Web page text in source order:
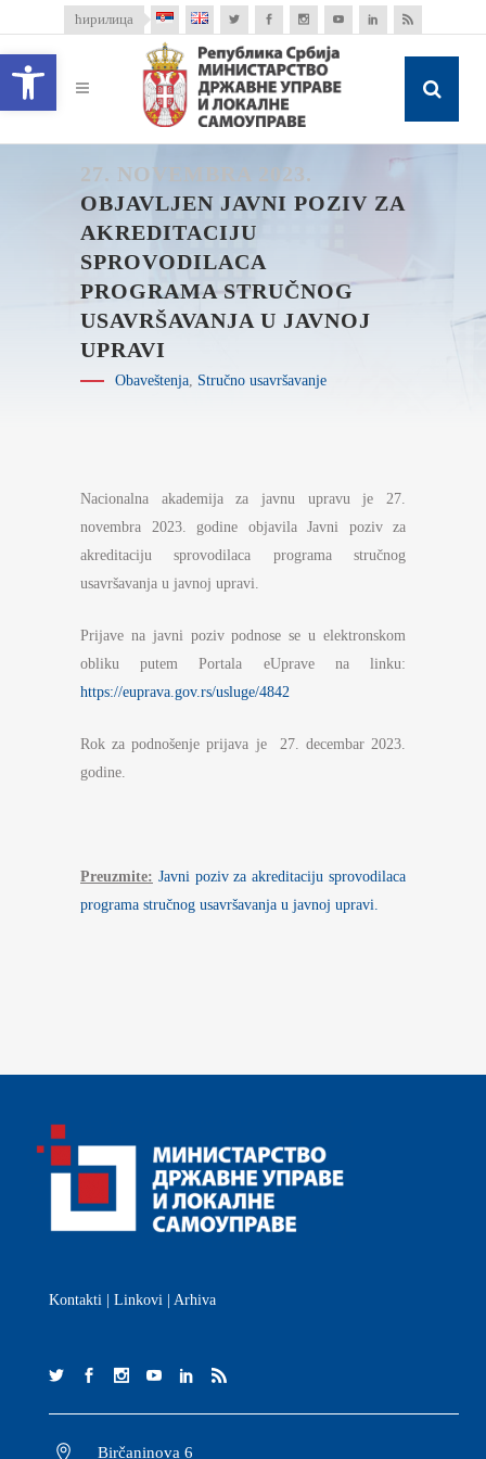
Open toolbar
ћирилица
27. NOVEMBRA 2023.
OBJAVLJEN JAVNI POZIV ZA
AKREDITACIJU
SPROVODILACA
PROGRAMA STRUČNOG
USAVRŠAVANJA U JAVNOJ
UPRAVI
Obaveštenja, Stručno usavršavanje
Nacionalna akademija za javnu upravu je 27.
novembra 2023. godine objavila Javni poziv za
akreditaciju sprovodilaca programa stručnog
usavršavanja u javnoj upravi.
Prijave na javni poziv podnose se u elektronskom
obliku putem Portala eUprave na linku:
https://euprava.gov.rs/usluge/4842
Rok za podnošenje prijava je 27. decembar 2023.
godine.
Preuzmite: Javni poziv za akreditaciju sprovodilaca
programa stručnog usavršavanja u javnoj upravi.
Kontakti Linkovi Arhiva
Birčaninova 6